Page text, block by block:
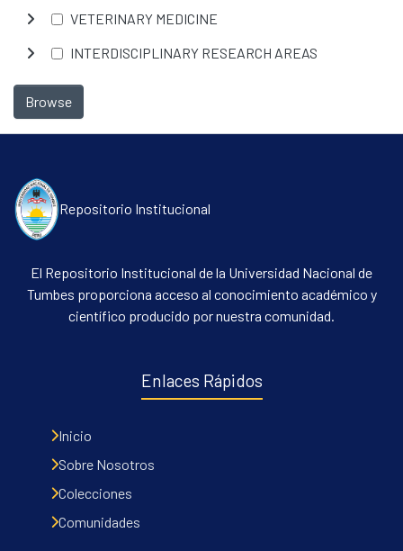
Communities & Collections
VETERINARY MEDICINE
INTERDISCIPLINARY RESEARCH AREAS
Browse
Repositorio Institucional
El Repositorio Institucional de la Universidad Nacional de
Tumbes proporciona acceso al conocimiento académico y
científico producido por nuestra comunidad.
Enlaces Rápidos
Inicio
Sobre Nosotros
Colecciones
Comunidades